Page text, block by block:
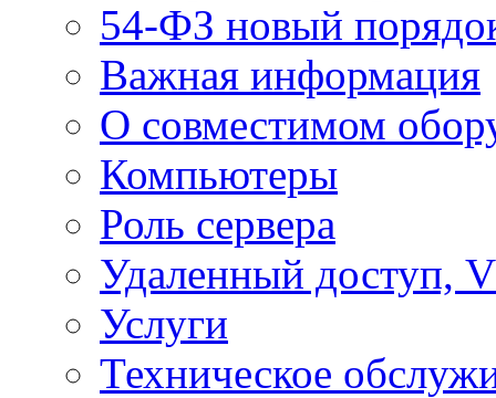
54-ФЗ новый
Важная информация
О совместимом
Компьютеры
Роль сервера
Удаленный доступ,
Услуги
Техническое